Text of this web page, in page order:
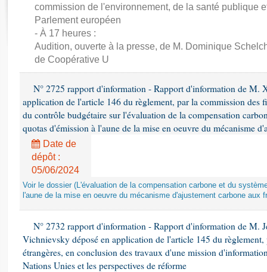
Rapports d'enquête
Rapports législatifs
Rapports sur l'application des lois
Baromètre de l’application des lois
Budget et sécurité sociale
Questions écrites et orales
Comptes rendus des débats
commission de l'environnement, de la santé publique
Parlement européen
- À 17 heures :
Audition, ouverte à la presse, de M. Dominique
de Coopérative U
N° 2725 rapport d'information - Rapport d'information de M.
application de l'article 146 du règlement, par la commission des
du contrôle budgétaire sur l'évaluation de la compensation
quotas d'émission à l'aune de la mise en oeuvre du mécanisme
Date de
dépôt :
05/06/2024
Voir le dossier (L'évaluation de la compensation carbone et du
l'aune de la mise en oeuvre du mécanisme d'ajustement carbone aux
N° 2732 rapport d'information - Rapport d'information de M.
Vichnievsky déposé en application de l'article 145 du règlement,
étrangères, en conclusion des travaux d'une mission
Nations Unies et les perspectives de réforme